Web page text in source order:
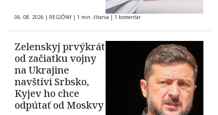
06. 08. 2026 | REGIÓNY | 1 min. čítania | 1 komentár
Zelenskyj prvýkrát
od začiatku vojny
na Ukrajine
navštívi Srbsko,
Kyjev ho chce
odpútať od Moskvy